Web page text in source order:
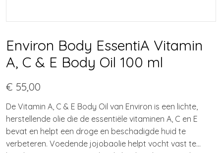
Environ Body EssentiA Vitamin
A, C & E Body Oil 100 ml
€ 55,00
De Vitamin A, C & E Body Oil van Environ is een lichte,
herstellende olie die de essentiële vitaminen A, C en E
bevat en helpt een droge en beschadigde huid te
verbeteren. Voedende jojobaolie helpt vocht vast te